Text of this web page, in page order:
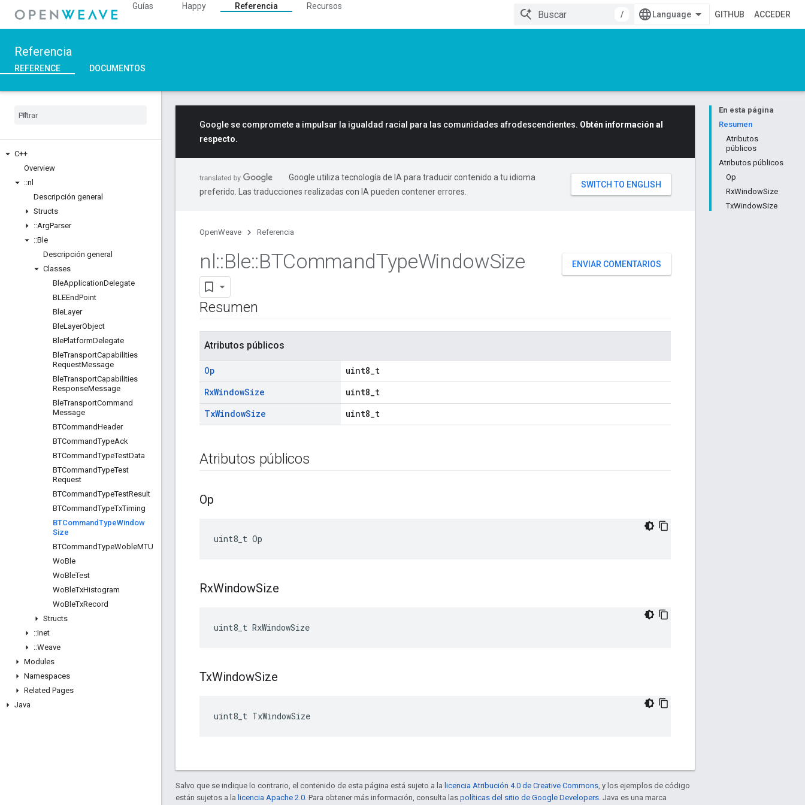
Guías Happy Referencia
Recursos
/
GITHUB ACCEDER
Referencia
REFERENCE DOCUMENTOS
C++
Overview
::nl
Descripción general
Structs
::ArgParser
::Ble
Descripción general
Classes
BleApplicationDelegate
BLEEndPoint
BleLayer
BleLayerObject
BlePlatformDelegate
BleTransportCapabilities
RequestMessage
BleTransportCapabilities
ResponseMessage
BleTransportCommand
Message
BTCommandHeader
BTCommandTypeAck
BTCommandTypeTestData
BTCommandTypeTest
Request
BTCommandTypeTestResult
BTCommandTypeTxTiming
BTCommandTypeWindow
Size
BTCommandTypeWobleMTU
WoBle
WoBleTest
WoBleTxHistogram
WoBleTxRecord
Structs
::Inet
::Weave
Modules
Namespaces
Related Pages
Java
En esta página
Resumen
Atributos
públicos
Atributos públicos
Op
RxWindowSize
TxWindowSize
Google se compromete a impulsar la igualdad racial para las comunidades afrodescendientes. Obtén información al
respecto.
Google utiliza tecnología de IA para traducir contenido a tu idioma
preferido. Las traducciones realizadas con IA pueden contener errores.
OpenWeave Referencia
ENVIAR COMENTARIOS
nl::Ble::BTCommandTypeWindowSize
Resumen
Atributos públicos
Op
uint8_t
RxWindowSize
uint8_t
TxWindowSize uint8_t
Atributos públicos
Op
uint8_t Op
RxWindowSize
uint8_t RxWindowSize
TxWindowSize
uint8_t TxWindowSize
Salvo que se indique lo contrario, el contenido de esta página está sujeto a la licencia Atribución 4.0 de Creative Commons, y los ejemplos de código
están sujetos a la licencia Apache 2.0. Para obtener más información, consulta las políticas del sitio de Google Developers. Java es una marca